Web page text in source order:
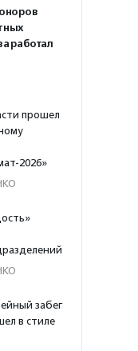
прошел
2026»
забег
в стиле